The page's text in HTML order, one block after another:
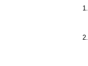
1.
2.